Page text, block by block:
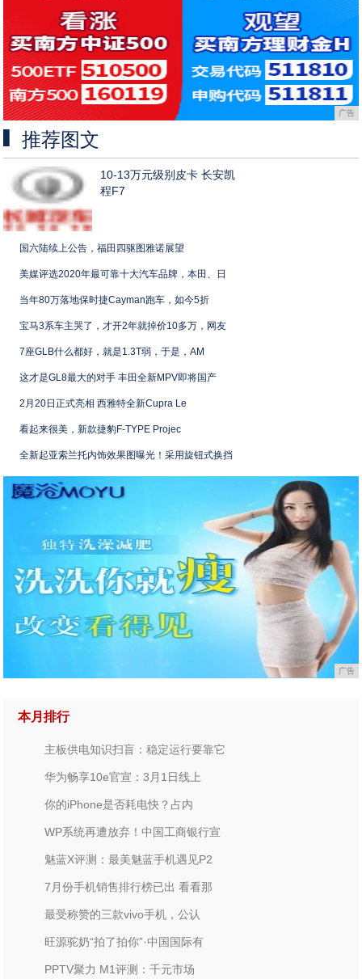
广告
推荐图文
10-13万元级别皮卡 长安凯
程F7
国六陆续上公告，福田四驱图雅诺展望
美媒评选2020年最可靠十大汽车品牌，本田、日
当年80万落地保时捷Cayman跑车，如今5折
宝马3系车主哭了，才开2年就掉价10多万，网友
7座GLB什么都好，就是1.3T弱，于是，AM
这才是GL8最大的对手 丰田全新MPV即将国产
2月20日正式亮相 西雅特全新Cupra Le
看起来很美，新款捷豹F-TYPE Projec
全新起亚索兰托内饰效果图曝光！采用旋钮式换挡
广告
本月排行
主板供电知识扫盲：稳定运行要靠它
华为畅享10e官宣：3月1日线上
你的iPhone是否耗电快？占内
WP系统再遭放弃！中国工商银行宣
魅蓝X评测：最美魅蓝手机遇见P2
7月份手机销售排行榜已出 看看那
最受称赞的三款vivo手机，公认
旺源驼奶“拍了拍你”·中国国际有
PPTV聚力 M1评测：千元市场